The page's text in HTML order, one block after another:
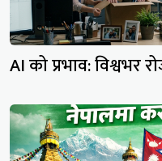
AI को प्रभाव: विश्वभर